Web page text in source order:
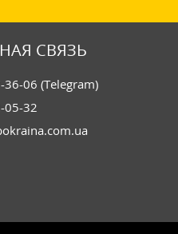
СВЯЗЬ
36-06 (Telegram)
05-32